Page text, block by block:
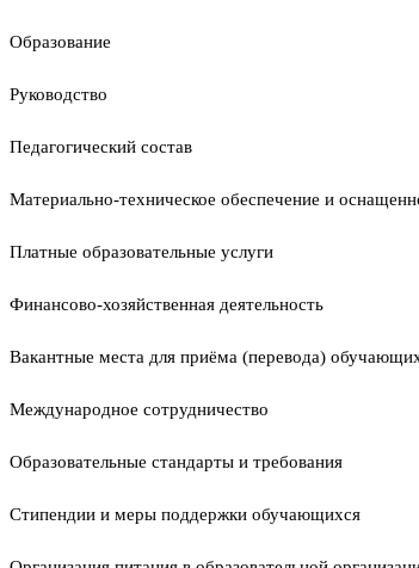
Образование
Руководство
Педагогический состав
Материально-техническое обеспечение и
Платные образовательные услуги
Финансово-хозяйственная деятельность
Вакантные места для приёма (перевода)
Международное сотрудничество
Образовательные стандарты и требования
Стипендии и меры поддержки обучающихся